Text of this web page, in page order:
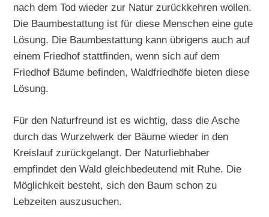
nach dem Tod wieder zur Natur zurückkehren wollen.
Die Baumbestattung ist für diese Menschen eine gute
Lösung. Die Baumbestattung kann übrigens auch auf
einem Friedhof stattfinden, wenn sich auf dem
Friedhof Bäume befinden, Waldfriedhöfe bieten diese
Lösung.
Für den Naturfreund ist es wichtig, dass die Asche
durch das Wurzelwerk der Bäume wieder in den
Kreislauf zurückgelangt. Der Naturliebhaber
empfindet den Wald gleichbedeutend mit Ruhe. Die
Möglichkeit besteht, sich den Baum schon zu
Lebzeiten auszusuchen.